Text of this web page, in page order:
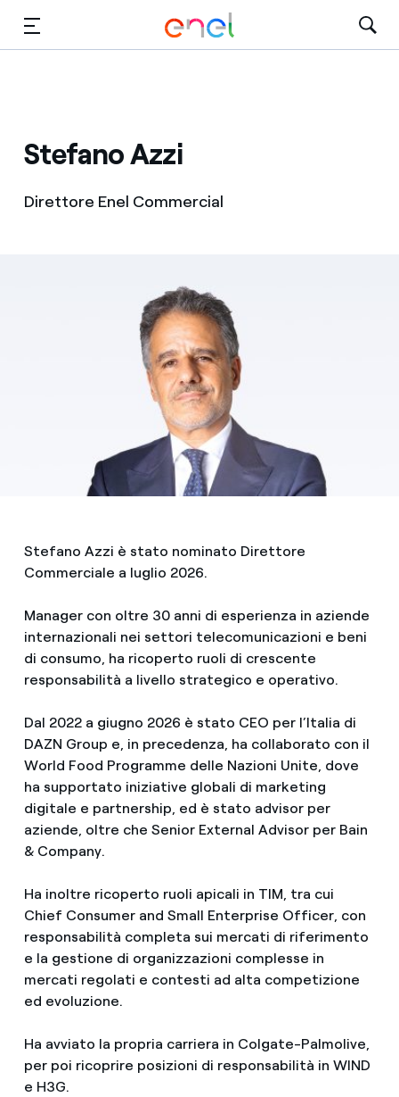
Stefano Azzi
Direttore Enel Commercial
Stefano Azzi è stato nominato Direttore
Commerciale a luglio 2026.
Manager con oltre 30 anni di esperienza in aziende
internazionali nei settori telecomunicazioni e beni
di consumo, ha ricoperto ruoli di crescente
responsabilità a livello strategico e operativo.
Dal 2022 a giugno 2026 è stato CEO per l’Italia di
DAZN Group e, in precedenza, ha collaborato con il
World Food Programme delle Nazioni Unite, dove
ha supportato iniziative globali di marketing
digitale e partnership, ed è stato advisor per
aziende, oltre che Senior External Advisor per Bain
& Company.
Ha inoltre ricoperto ruoli apicali in TIM, tra cui
Chief Consumer and Small Enterprise Officer, con
responsabilità completa sui mercati di riferimento
e la gestione di organizzazioni complesse in
mercati regolati e contesti ad alta competizione
ed evoluzione.
Ha avviato la propria carriera in Colgate-Palmolive,
per poi ricoprire posizioni di responsabilità in WIND
e H3G.